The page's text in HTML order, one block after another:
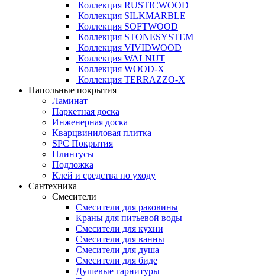
Коллекция RUSTICWOOD
Коллекция SILKMARBLE
Коллекция SOFTWOOD
Коллекция STONESYSTEM
Коллекция VIVIDWOOD
Коллекция WALNUT
Коллекция WOOD-X
Коллекция ТЕRRАZZO-X
Напольные покрытия
Ламинат
Паркетная доска
Инженерная доска
Кварцвиниловая плитка
SPC Покрытия
Плинтусы
Подложка
Клей и средства по уходу
Сантехника
Смесители
Смесители для раковины
Краны для питьевой воды
Смесители для кухни
Смесители для ванны
Смесители для душа
Смесители для биде
Душевые гарнитуры